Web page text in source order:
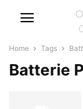
Home Tags
Batterie